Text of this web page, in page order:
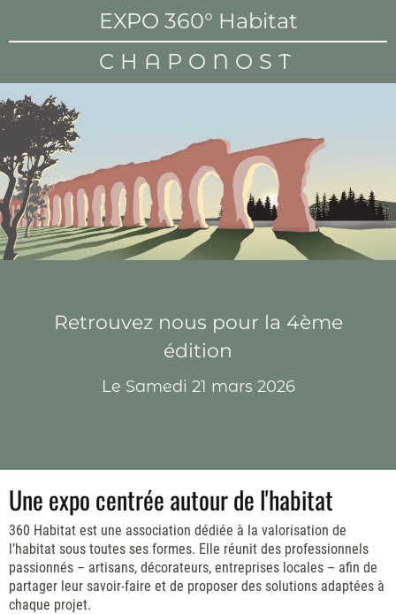
EXPO 360° Habitat
CHAPONOST
Retrouvez nous pour la 4ème
édition
Le Samedi 21 mars 2026
Une expo centrée autour de l'habitat
360 Habitat est une association dédiée à la valorisation de
l’habitat sous toutes ses formes. Elle réunit des professionnels
passionnés – artisans, décorateurs, entreprises locales – afin de
partager leur savoir-faire et de proposer des solutions adaptées à
chaque projet.